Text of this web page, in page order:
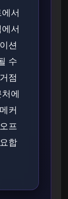
서
서
션
수
점
에
커
프
합